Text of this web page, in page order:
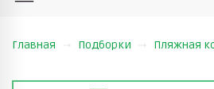
Главная Подборки Пляжная